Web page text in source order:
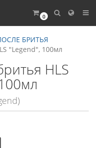
0
БРИТЬЯ
"Legend", 100мл
HLS